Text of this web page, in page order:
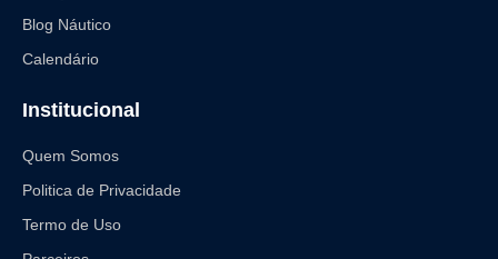
Blog Náutico
Calendário
Institucional
Quem Somos
Politica de Privacidade
Termo de Uso